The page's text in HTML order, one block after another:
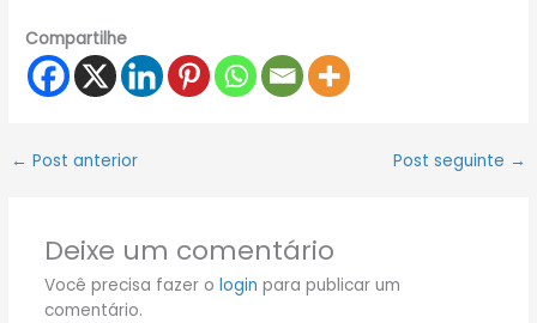
Compartilhe
← Post anterior Post seguinte →
Deixe um comentário
Você precisa fazer o login para publicar um
comentário.